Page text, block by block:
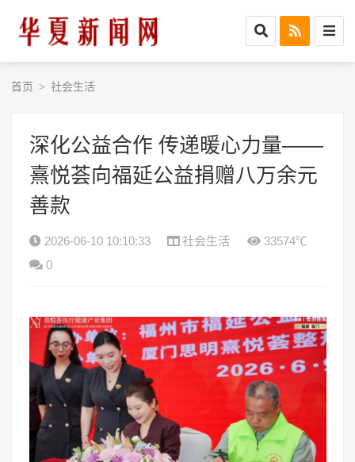
首页 > 社会生活
深化公益合作 传递暖心力量——
熹悦荟向福延公益捐赠八万余元
善款
2026-06-10 10:10:33 社会生活
33574℃
0